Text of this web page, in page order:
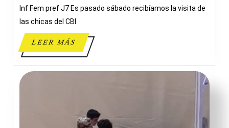
47
CBI
ELCHE
Inf Fem pref J7 Es pasado sábado recibíamos la visita de
las chicas del CBI
LEER MÁSLEER
MÁS